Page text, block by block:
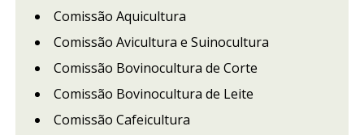
Comissão Aquicultura
Comissão Avicultura e Suinocultura
Comissão Bovinocultura de Corte
Comissão Bovinocultura de Leite
Comissão Cafeicultura